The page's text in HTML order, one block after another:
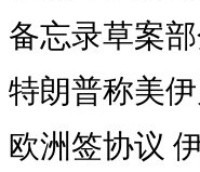
备忘录草案
特朗普称美
欧洲签协议